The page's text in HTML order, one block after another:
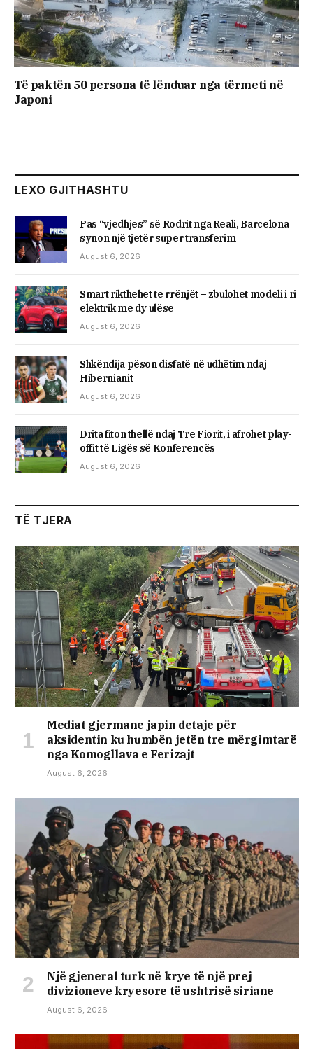
Të paktën 50 persona të lënduar nga tërmeti në
Japoni
LEXO GJITHASHTU
Pas “vjedhjes” së Rodrit nga Reali, Barcelona
synon një tjetër super transferim
August 6, 2026
Smart rikthehet te rrënjët – zbulohet modeli i ri
elektrik me dy ulëse
August 6, 2026
Shkëndija pëson disfatë në udhëtim ndaj
Hibernianit
August 6, 2026
Drita fiton thellë ndaj Tre Fiorit, i afrohet play-
offit të Ligës së Konferencës
August 6, 2026
TË TJERA
Mediat gjermane japin detaje për
aksidentin ku humbën jetën tre mërgimtarë
nga Komogllava e Ferizajt
August 6, 2026
Një gjeneral turk në krye të një prej
divizioneve kryesore të ushtrisë siriane
August 6, 2026